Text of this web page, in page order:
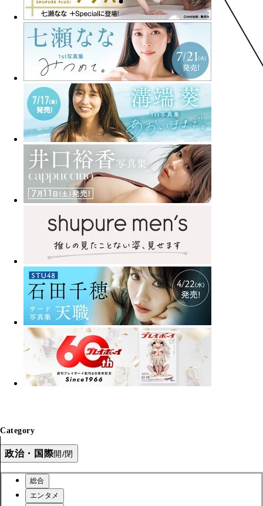
Category
政治・国際開/閉
総合
エンタメ